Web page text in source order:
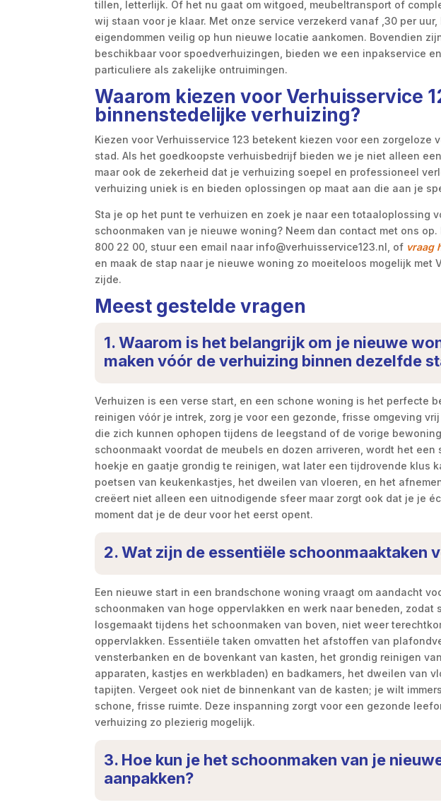
tillen, letterlijk. Of het nu gaat om witgoed, meubeltransport of
wij staan voor je klaar. Met onze service verzekerd vanaf ,30 per
eigendommen veilig op hun nieuwe locatie aankomen. Bovendien
beschikbaar voor spoedverhuizingen, bieden we een inpakservice
particuliere als zakelijke ontruimingen.
Waarom kiezen voor Verhuisservice
binnenstedelijke verhuizing?
Kiezen voor Verhuisservice 123 betekent kiezen voor een zorgeloze
stad. Als het goedkoopste verhuisbedrijf bieden we je niet alleen
maar ook de zekerheid dat je verhuizing soepel en professioneel
verhuizing uniek is en bieden oplossingen op maat aan die aan je
Sta je op het punt te verhuizen en zoek je naar een totaaloplossing
schoonmaken van je nieuwe woning? Neem dan contact met ons
800 22 00, stuur een email naar info@verhuisservice123.nl, of vraag
en maak de stap naar je nieuwe woning zo moeiteloos mogelijk met
zijde.
Meest gestelde vragen
1. Waarom is het belangrijk om je nieuwe
maken vóór de verhuizing binnen dezelfde
Verhuizen is een verse start, en een schone woning is het perfecte
reinigen vóór je intrek, zorg je voor een gezonde, frisse omgeving
die zich kunnen ophopen tijdens de leegstand of de vorige
schoonmaakt voordat de meubels en dozen arriveren, wordt het een
hoekje en gaatje grondig te reinigen, wat later een tijdrovende klus
poetsen van keukenkastjes, het dweilen van vloeren, en het
creëert niet alleen een uitnodigende sfeer maar zorgt ook dat je je
moment dat je de deur voor het eerst opent.
2. Wat zijn de essentiële schoonmaaktaken
Een nieuwe start in een brandschone woning vraagt om aandacht
schoonmaken van hoge oppervlakken en werk naar beneden, zodat
losgemaakt tijdens het schoonmaken van boven, niet weer
oppervlakken. Essentiële taken omvatten het afstoffen van
vensterbanken en de bovenkant van kasten, het grondig reinigen
apparaten, kastjes en werkbladen) en badkamers, het dweilen van
tapijten. Vergeet ook niet de binnenkant van de kasten; je wilt
schone, frisse ruimte. Deze inspanning zorgt voor een gezonde
verhuizing zo plezierig mogelijk.
3. Hoe kun je het schoonmaken van je
aanpakken?